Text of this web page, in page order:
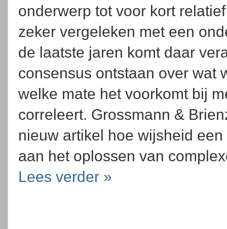
onderwerp tot voor kort
zeker vergeleken met een
de laatste jaren komt daar
consensus ontstaan over wat
welke mate het voorkomt bij
correleert. Grossmann &
nieuw artikel hoe wijsheid
aan het oplossen van
Lees verder »